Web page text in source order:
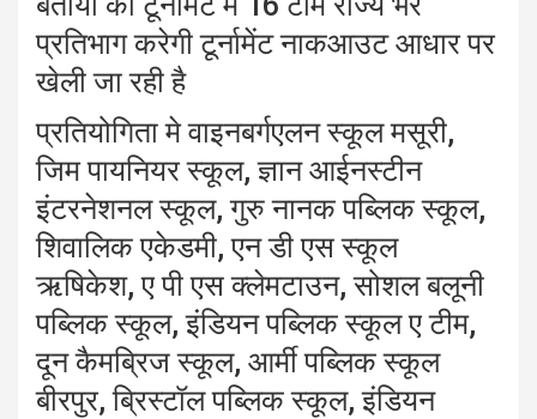
प्रतिभाग करेगी टूर्नामेंट नाकआउट आधार पर
खेली जा रही है
प्रतियोगिता मे वाइनबर्गएलन स्कूल मसूरी,
जिम पायनियर स्कूल, ज्ञान आईनस्टीन
इंटरनेशनल स्कूल, गुरु नानक पब्लिक स्कूल,
शिवालिक एकेडमी, एन डी एस स्कूल
ऋषिकेश, ए पी एस क्लेमटाउन, सोशल बलूनी
पब्लिक स्कूल, इंडियन पब्लिक स्कूल ए टीम,
दून कैमब्रिज स्कूल, आर्मी पब्लिक स्कूल
बीरपुर, ब्रिस्टॉल पब्लिक स्कूल, इंडियन